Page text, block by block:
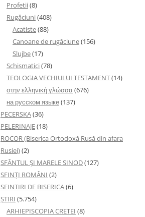
Profetii(8)
Rugăciuni(408)
Acatiste(88)
Canoane de rugăciune(156)
Slujbe(17)
Schismatici(78)
TEOLOGIA VECHIULUI TESTAMENT(14)
στην ελληνική γλώσσα (676)
на русском языке(137)
PECERSKA(36)
PELERINAJE(18)
ROCOR (Biserica Ortodoxă Rusă din afara
Rusiei)(2)
SFÂNTUL ȘI MARELE SINOD(127)
SFINȚI ROMÂNI (2)
SFINTIRI DE BISERICA(6)
ŞTIRI (5.754)
ARHIEPISCOPIA CRETEI (8)